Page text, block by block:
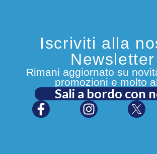
Iscriviti alla
Newsletter
Rimani aggiornato su
promozioni e molto
Sali a bordo con